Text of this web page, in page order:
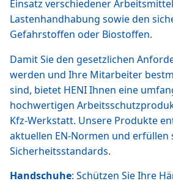
Einsatz verschiedener
Lastenhandhabung sowie den
Gefahrstoffen oder Biostoffen.
Damit Sie den gesetzlichen
werden und Ihre Mitarbeiter
sind, bietet HENI Ihnen eine
hochwertigen
Kfz-Werkstatt. Unsere Produkte
aktuellen EN-Normen und erfüllen
Sicherheitsstandards.
Handschuhe: Schützen Sie Ihre